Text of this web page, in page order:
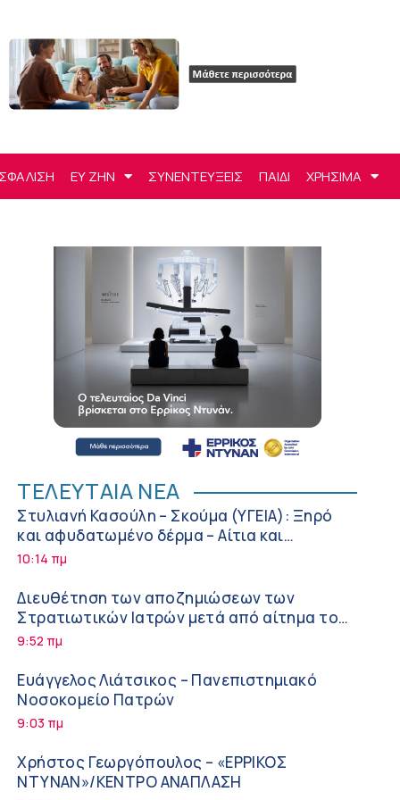
ΕΥ ΖΗΝ ΣΥΝΕΝΤΕΥΞΕΙΣ ΠΑΙΔΙ ΧΡΗΣΙΜΑ
ΤΕΛΕΥΤΑΙΑ ΝΕΑ
Στυλιανή Κασούλη – Σκούμα (ΥΓΕΙΑ): Ξηρό
και αφυδατωμένο δέρμα – Αίτια και
αντιμετώπιση
10:14 πμ
Διευθέτηση των αποζημιώσεων των
Στρατιωτικών Ιατρών μετά από αίτημα του
ΙΣΑ
9:52 πμ
Ευάγγελος Λιάτσικος – Πανεπιστημιακό
Νοσοκομείο Πατρών
9:03 πμ
Χρήστος Γεωργόπουλος – «ΕΡΡΙΚΟΣ
ΝΤΥΝΑΝ»/ΚΕΝΤΡΟ ΑΝΑΠΛΑΣΗ